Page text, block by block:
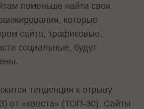
поменьше найти свои
которые
сайта, трафиковые,
социальные, будут
тенденция к отрыву
от «хвоста» (ТОП-30). Сайты